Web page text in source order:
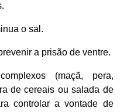
o sal.
a prisão de ventre.
(maçã, pera,
de cereais ou salada de
controlar a vontade de